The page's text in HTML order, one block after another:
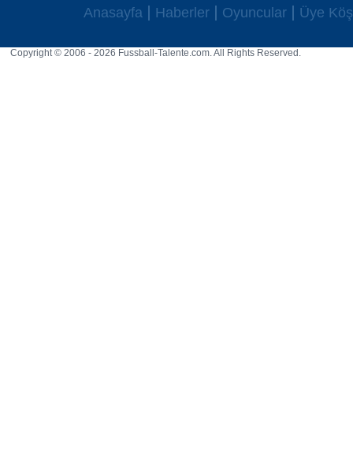
Anasayfa Haberler Oyuncular Üye
Copyright © 2006 - 2026 Fussball-Talente.com. All Rights Reserved.